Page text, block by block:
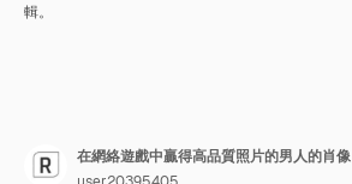
輯。
在網絡遊戲中贏得高品質照片的男人的肖像